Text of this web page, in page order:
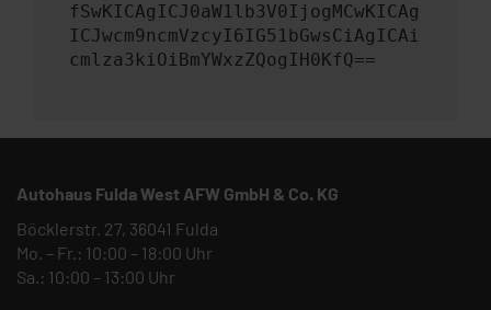
fSwKICAgICJ0aW1lb3V0IjogMCwKICAg
ICJwcm9ncmVzcyI6IG51bGwsCiAgICAi
cmlza3kiOiBmYWxzZQogIH0KfQ==
Autohaus Fulda West AFW GmbH & Co. KG
Böcklerstr. 27, 36041 Fulda
Mo. – Fr.: 10:00 – 18:00 Uhr
Sa.: 10:00 – 13:00 Uhr